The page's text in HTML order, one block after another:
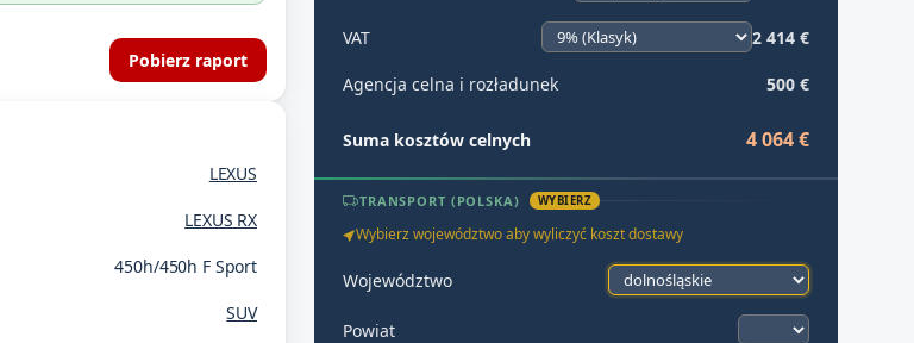
Pobierz raport
LEXUS
LEXUS RX
450h/450h F Sport
SUV
VAT 2 414 €
Agencja celna i rozładunek 500 €
Suma kosztów celnych 4 064 €
TRANSPORT (POLSKA) WYBIERZ
Wybierz województwo aby wyliczyć koszt dostawy
Województwo
Powiat